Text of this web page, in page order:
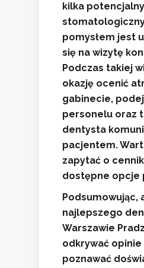
kilka
pomysłem jest
się na wizytę
Podczas takiej
okazję ocenić
gabinecie,
personelu oraz
dentysta
pacjentem.
zapytać o cennik
dostępne opcje
Podsumowując,
najlepszego
Warszawie
odkrywać
poznawać